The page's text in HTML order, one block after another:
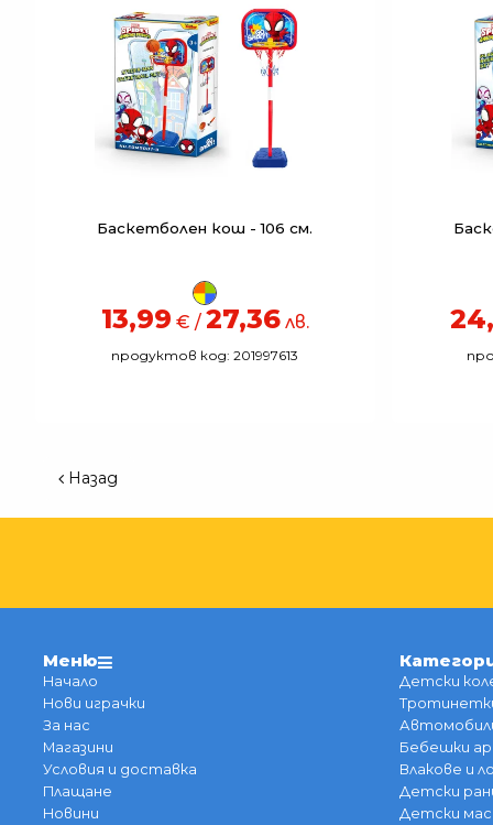
Баскетболен кош - 106 см.
13,99 € / 27,36лв.
продуктов код: 201997613
Назад
Меню
Начало
Нови играчки
За нас
Магазини
Условия и доставка
Плащане
Новини
Детски
Бебешки
Влакове и
Детски
Детски